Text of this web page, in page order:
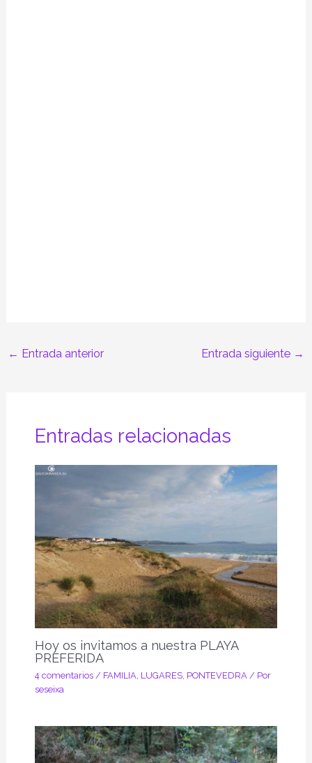
← Entrada anterior Entrada siguiente →
Entradas relacionadas
Hoy os invitamos a nuestra PLAYA
PREFERIDA
4 comentarios / FAMILIA, LUGARES, PONTEVEDRA/ Por
seseixa